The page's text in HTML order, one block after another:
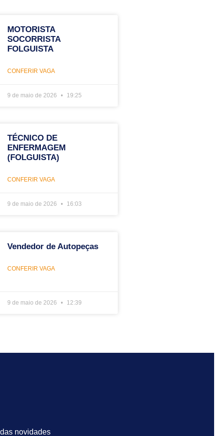
MOTORISTA
SOCORRISTA
FOLGUISTA
CONFERIR VAGA
9 de maio de 2026 19:25
TÉCNICO DE
ENFERMAGEM
(FOLGUISTA)
CONFERIR VAGA
9 de maio de 2026 16:03
Vendedor de Autopeças
CONFERIR VAGA
9 de maio de 2026 12:39
novidades